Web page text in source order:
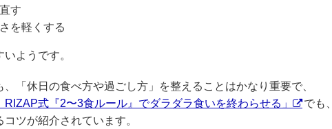
す
を軽くする
ようです。
「休日の食べ方や過ごし方」を整えることはかなり重要で、
RIZAP式『2〜3食ルール』でダラダラ食いを終わらせる」
でも、
ツが紹介されています。